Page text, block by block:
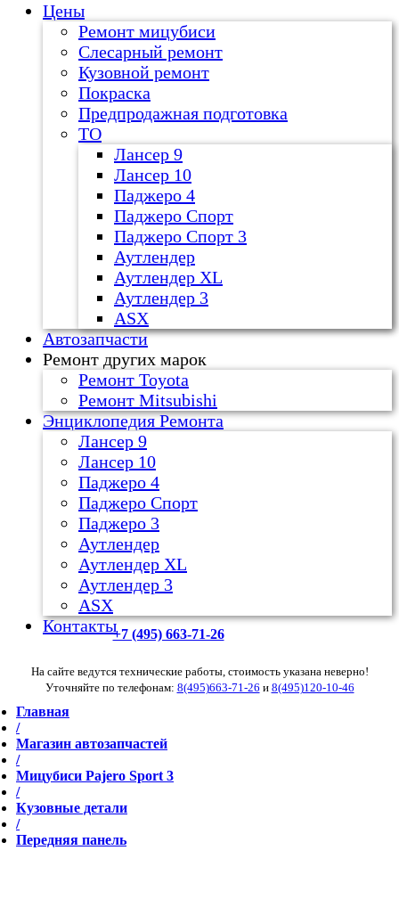
Цены
Ремонт мицубиси
Слесарный ремонт
Кузовной ремонт
Покраска
Предпродажная подготовка
ТО
Лансер 9
Лансер 10
Паджеро 4
Паджеро Спорт
Паджеро Спорт 3
Аутлендер
Аутлендер ХL
Аутлендер 3
ASX
Автозапчасти
Ремонт других марок
Ремонт Toyota
Ремонт Mitsubishi
Энциклопедия Ремонта
Лансер 9
Лансер 10
Паджеро 4
Паджеро Спорт
Паджеро 3
Аутлендер
Аутлендер ХL
Аутлендер 3
ASX
Контакты+7 (495) 663-71-26
На сайте ведутся технические работы, стоимость указана неверно!
Уточняйте по телефонам: 8(495)663-71-26 и 8(495)120-10-46
Главная
/
Магазин автозапчастей
/
Мицубиси Pajero Sport 3
/
Кузовные детали
/
Передняя панель